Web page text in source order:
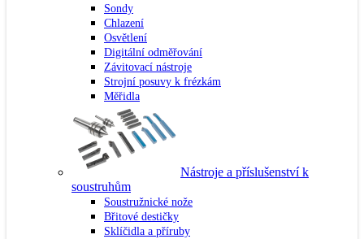
Sondy
Chlazení
Osvětlení
Digitální odměřování
Závitovací nástroje
Strojní posuvy k frézkám
Měřidla
Nástroje a příslušenství k
soustruhům
Soustružnické nože
Břitové destičky
Sklíčidla a příruby